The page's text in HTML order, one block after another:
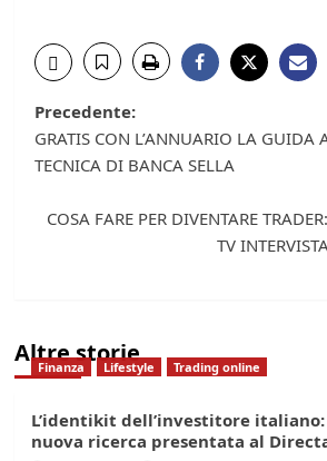
Navigazione
articolo
Precedente:
GRATIS CON L’ANNUARIO LA GUIDA
TECNICA DI BANCA SELLA
COSA FARE PER DIVENTARE
TV
Altre storie
Finanza Lifestyle Trading online
L’identikit dell’investitore
nuova ricerca presentata al